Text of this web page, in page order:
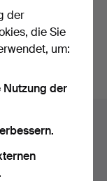
der
die Sie
um:
Nutzung der